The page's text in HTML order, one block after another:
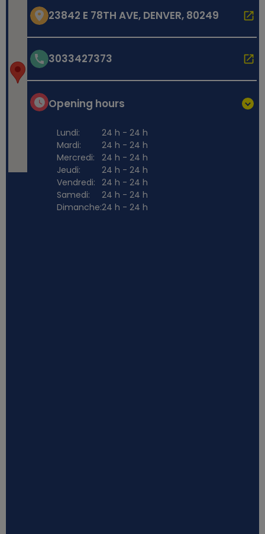
23842 E 78TH AVE, DENVER, 80249
3033427373
Opening hours
Lundi:
Mardi:
Mercredi:
Jeudi:
Vendredi:
Samedi:
Dimanche:
24 h - 24 h
24 h - 24 h
24 h - 24 h
24 h - 24 h
24 h - 24 h
24 h - 24 h
24 h - 24 h